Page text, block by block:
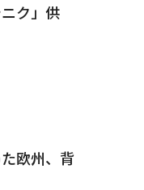
ク」供
欧州、背